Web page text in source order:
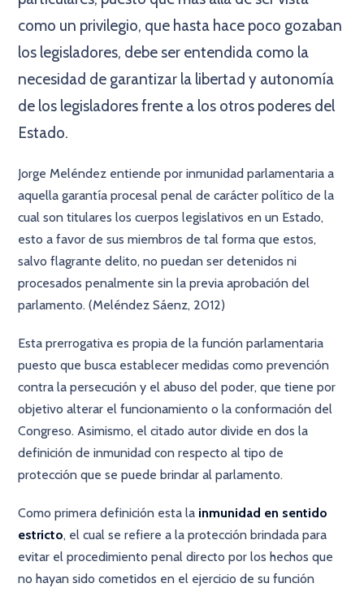
como un privilegio, que hasta hace poco gozaban
los legisladores, debe ser entendida como la
necesidad de garantizar la libertad y autonomía
de los legisladores frente a los otros poderes del
Estado.
Jorge Meléndez entiende por inmunidad parlamentaria a
aquella garantía procesal penal de carácter político de la
cual son titulares los cuerpos legislativos en un Estado,
esto a favor de sus miembros de tal forma que estos,
salvo flagrante delito, no puedan ser detenidos ni
procesados penalmente sin la previa aprobación del
parlamento. (Meléndez Sáenz, 2012)
Esta prerrogativa es propia de la función parlamentaria
puesto que busca establecer medidas como prevención
contra la persecución y el abuso del poder, que tiene por
objetivo alterar el funcionamiento o la conformación del
Congreso. Asimismo, el citado autor divide en dos la
definición de inmunidad con respecto al tipo de
protección que se puede brindar al parlamento.
Como primera definición esta la inmunidad en sentido
estricto, el cual se refiere a la protección brindada para
evitar el procedimiento penal directo por los hechos que
no hayan sido cometidos en el ejercicio de su función